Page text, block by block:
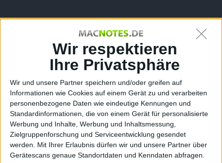
Wir respektieren
Ihre Privatsphäre
Wir und unsere Partner speichern und/oder greifen auf
Informationen wie Cookies auf einem Gerät zu und verarbeiten
personenbezogene Daten wie eindeutige Kennungen und
Standardinformationen, die von einem Gerät für personalisierte
Werbung und Inhalte, Werbung und Inhaltsmessung,
Zielgruppenforschung und Serviceentwicklung gesendet
werden.
Mit Ihrer Erlaubnis dürfen wir und unsere Partner über
Gerätescans genaue Standortdaten und Kenndaten abfragen.
Entwi